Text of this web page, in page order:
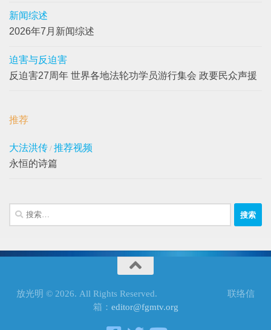
么会有人类》
2023年1月21日
新闻综述
2026年7月新闻综述
迫害与反迫害
反迫害27周年 世界各地法轮功学员游行集会 政要民众声援
推荐
大法洪传 / 推荐视频
永恒的诗篇
搜
索：
放光明 © 2026. All Rights Reserved. 联络信
箱： editor@fgmtv.org